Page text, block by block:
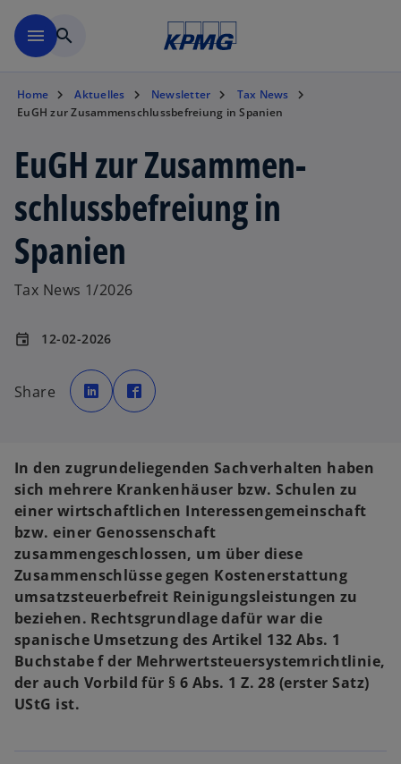
menu search
Home Aktuelles Newsletter
Tax News
EuGH zur Zusammen­schluss­befreiung in Spanien
EuGH zur Zusammen­
schluss­befreiung in
Spanien
Tax News 1/2026
event 12-02-2026
Share
w
i
r
d
e
n
u
n
e
g
i
t
e
r
a
r
t
e
g
i
r
e
r
n
e
u
n
e
i
s
t
r
a
r
t
g
In den zugrundeliegenden Sachverhalten haben
sich mehrere Krankenhäuser bzw. Schulen zu
einer wirtschaftlichen Interessengemeinschaft
bzw. einer Genossenschaft
zusammengeschlossen, um über diese
Zusammenschlüsse gegen Kostenerstattung
umsatzsteuerbefreit Reinigungsleistungen zu
beziehen. Rechtsgrundlage dafür war die
spanische Umsetzung des Artikel 132 Abs. 1
Buchstabe f der Mehrwertsteuersystemrichtlinie,
der auch Vorbild für § 6 Abs. 1 Z. 28 (erster Satz)
UStG ist.